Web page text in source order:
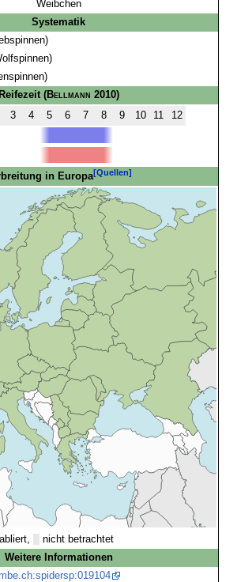
Weibchen
Systematik
Reifezeit (Bellmann 2010)
3 4 5 6 7 8 9 10 11
12
in Europa[Quellen]
nicht betrachtet
Weitere Informationen